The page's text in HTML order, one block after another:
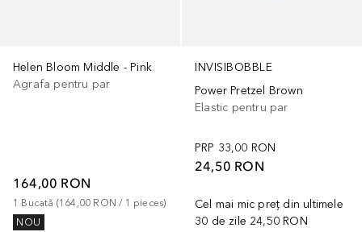
Helen Bloom Middle - Pink
Agrafa pentru par
164,00 RON
1 Bucată (164,00 RON / 1 pieces)
NOU
INVISIBOBBLE
Power Pretzel Brown
Elastic pentru par
PRP 33,00 RON
24,50 RON
Cel mai mic preț din ultimele
30 de zile 24,50 RON